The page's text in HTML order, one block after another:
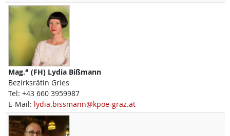
Mag.a (FH) Lydia Bißmann
Bezirksrätin Gries
Tel: +43 660 3959987
E-Mail: lydia.bissmann@kpoe-graz.at